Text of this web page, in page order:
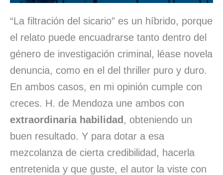
“La filtración del sicario” es un híbrido, porque
el relato puede encuadrarse tanto dentro del
género de investigación criminal, léase novela
denuncia, como en el del thriller puro y duro.
En ambos casos, en mi opinión cumple con
creces. H. de Mendoza une ambos con
extraordinaria habilidad, obteniendo un
buen resultado. Y para dotar a esa
mezcolanza de cierta credibilidad, hacerla
entretenida y que guste, el autor la viste con